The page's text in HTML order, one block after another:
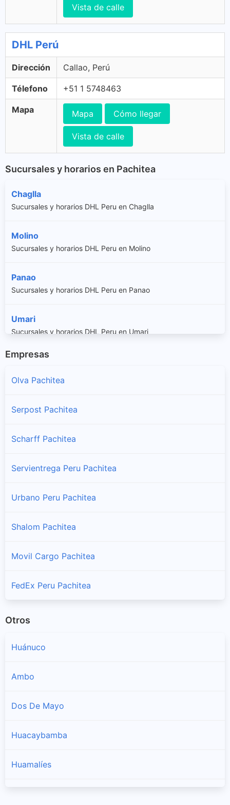
Vista de calle
DHL Perú
Dirección Callao, Perú
Télefono +51 1 5748463
Mapa Mapa Cómo llegar
Vista de calle
Sucursales y horarios en Pachitea
Chaglla
Sucursales y horarios DHL Peru en Chaglla
Molino
Sucursales y horarios DHL Peru en Molino
Panao
Sucursales y horarios DHL Peru en Panao
Umari
Sucursales y horarios DHL Peru en Umari
Empresas
Olva Pachitea
Serpost Pachitea
Scharff Pachitea
Servientrega Peru Pachitea
Urbano Peru Pachitea
Shalom Pachitea
Movil Cargo Pachitea
FedEx Peru Pachitea
Otros
Huánuco
Ambo
Dos De Mayo
Huacaybamba
Huamalíes